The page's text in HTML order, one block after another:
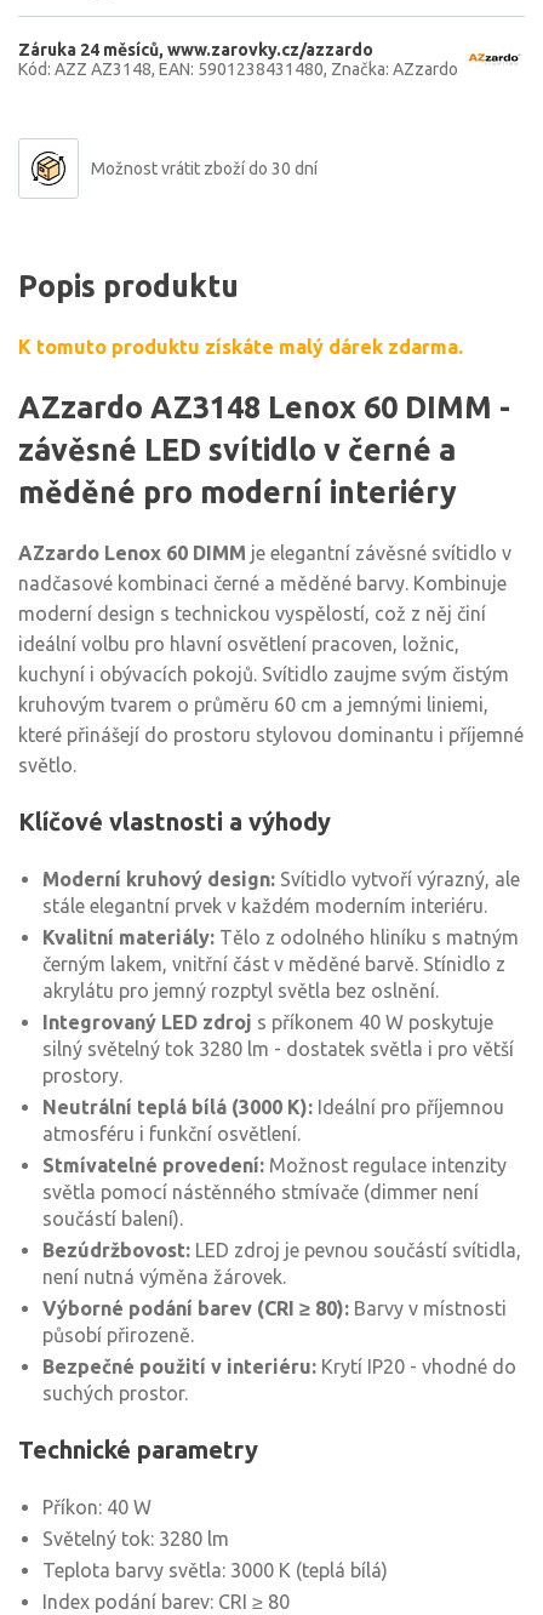
Záruka 24 měsíců www.zarovky.cz/azzardo
Kód: AZZ AZ3148 EAN: 5901238431480 Značka: AZzardo
Možnost vrátit zboží do 30 dní
Popis produktu
K tomuto produktu získáte malý dárek zdarma.
AZzardo AZ3148 Lenox 60 DIMM -
závěsné LED svítidlo v černé a
měděné pro moderní interiéry
AZzardo Lenox 60 DIMM je elegantní závěsné svítidlo v
nadčasové kombinaci černé a měděné barvy. Kombinuje
moderní design s technickou vyspělostí, což z něj činí
ideální volbu pro hlavní osvětlení pracoven, ložnic,
kuchyní i obývacích pokojů. Svítidlo zaujme svým čistým
kruhovým tvarem o průměru 60 cm a jemnými liniemi,
které přinášejí do prostoru stylovou dominantu i příjemné
světlo.
Klíčové vlastnosti a výhody
Moderní kruhový design: Svítidlo vytvoří výrazný, ale
stále elegantní prvek v každém moderním interiéru.
Kvalitní materiály: Tělo z odolného hliníku s matným
černým lakem, vnitřní část v měděné barvě. Stínidlo z
akrylátu pro jemný rozptyl světla bez oslnění.
Integrovaný LED zdroj s příkonem 40 W poskytuje
silný světelný tok 3280 lm - dostatek světla i pro větší
prostory.
Neutrální teplá bílá (3000 K): Ideální pro příjemnou
atmosféru i funkční osvětlení.
Stmívatelné provedení: Možnost regulace intenzity
světla pomocí nástěnného stmívače (dimmer není
součástí balení).
Bezúdržbovost: LED zdroj je pevnou součástí svítidla,
není nutná výměna žárovek.
Výborné podání barev (CRI ≥ 80): Barvy v místnosti
působí přirozeně.
Bezpečné použití v interiéru: Krytí IP20 - vhodné do
suchých prostor.
Technické parametry
Příkon: 40 W
Světelný tok: 3280 lm
Teplota barvy světla: 3000 K (teplá bílá)
Index podání barev: CRI ≥ 80